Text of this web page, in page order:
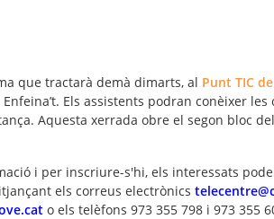
que tractarà demà dimarts, al Punt TIC
Els assistents podran conèixer
Aquesta xerrada obre el segon bloc del
i per inscriure-s'hi, els interessats
els correus electrònics
o els telèfons 973 355 798 i 973 355